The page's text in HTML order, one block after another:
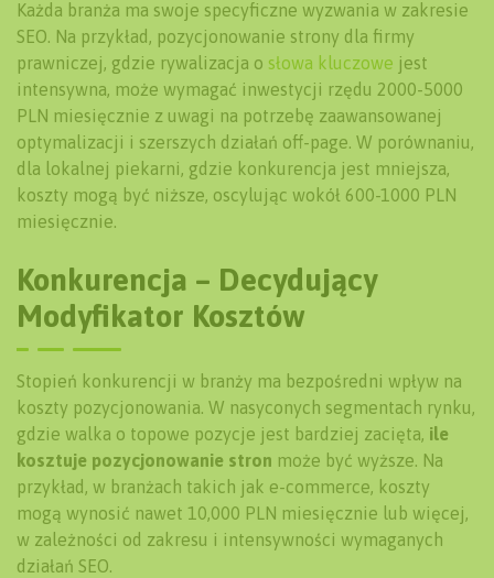
Każda branża ma swoje specyficzne wyzwania w zakresie
SEO. Na przykład, pozycjonowanie strony dla firmy
prawniczej, gdzie rywalizacja o słowa kluczowe jest
intensywna, może wymagać inwestycji rzędu 2000-5000
PLN miesięcznie z uwagi na potrzebę zaawansowanej
optymalizacji i szerszych działań off-page. W porównaniu,
dla lokalnej piekarni, gdzie konkurencja jest mniejsza,
koszty mogą być niższe, oscylując wokół 600-1000 PLN
miesięcznie.
Konkurencja – Decydujący
Modyfikator Kosztów
Stopień konkurencji w branży ma bezpośredni wpływ na
koszty pozycjonowania. W nasyconych segmentach rynku,
gdzie walka o topowe pozycje jest bardziej zacięta, ile
kosztuje pozycjonowanie stron może być wyższe. Na
przykład, w branżach takich jak e-commerce, koszty
mogą wynosić nawet 10,000 PLN miesięcznie lub więcej,
w zależności od zakresu i intensywności wymaganych
działań SEO.